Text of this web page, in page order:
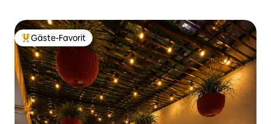
Beliebter Gäste-Favorit.
Gäste-Favorit